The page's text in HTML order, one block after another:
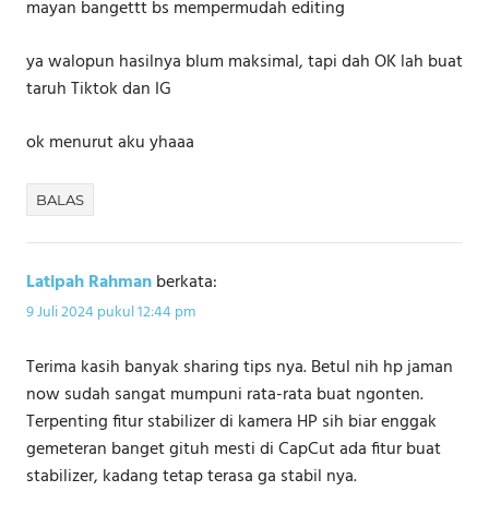
mayan bangettt bs mempermudah editing
ya walopun hasilnya blum maksimal, tapi dah OK lah buat
taruh Tiktok dan IG
ok menurut aku yhaaa
BALAS
Latipah Rahmanberkata:
9 Juli 2024 pukul 12:44 pm
Terima kasih banyak sharing tips nya. Betul nih hp jaman
now sudah sangat mumpuni rata-rata buat ngonten.
Terpenting fitur stabilizer di kamera HP sih biar enggak
gemeteran banget gituh mesti di CapCut ada fitur buat
stabilizer, kadang tetap terasa ga stabil nya.